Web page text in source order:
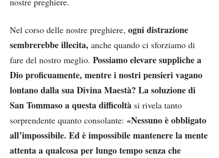
Nel corso delle nostre preghiere, ogni distrazione
sembrerebbe illecita, anche quando ci sforziamo di
fare del nostro meglio. Possiamo elevare suppliche a
Dio proficuamente, mentre i nostri pensieri vagano
lontano dalla sua Divina Maestà? La soluzione di
San Tommaso a questa difficoltà si rivela tanto
sorprendente quanto consolante: «Nessuno è obbligato
all’impossibile. Ed è impossibile mantenere la mente
attenta a qualcosa per lungo tempo senza che